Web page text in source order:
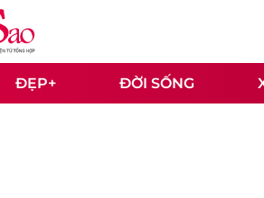
ĐẸP+ ĐỜI SỐNG